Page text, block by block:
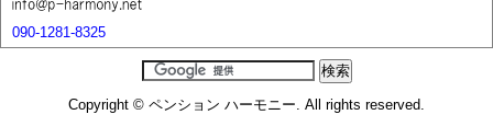
090-1281-8325
Copyright © ペンション ハーモニー. All rights reserved.